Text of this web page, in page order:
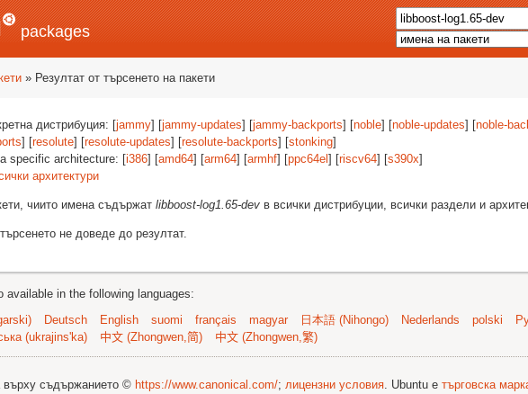
packages
» Резултат от търсенето на пакети
дистрибуция: [jammy] [jammy-updates] [jammy-backports] [noble] [noble-updates] [noble-
] [resolute] [resolute-updates] [resolute-backports] [stonking]
specific architecture: [i386] [amd64] [arm64] [armhf] [ppc64el ] [riscv64] [s390x]
архитектури
чиито имена съдържат libboost-log1.65-dev в всички дистрибуции, всички раздели и
не доведе до резултат.
available in the following languages:
Deutsch English suomi français magyar 日本語 (Nihongo) Nederlands polski
(ukrajins'ka) 中文 (Zhongwen,简) 中文 (Zhongwen,繁)
върху съдържанието © https://www.canonical.com/; лицензни условия. Ubuntu е търговска